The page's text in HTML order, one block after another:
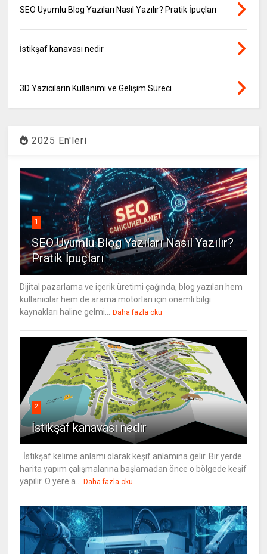
SEO Uyumlu Blog Yazıları Nasıl Yazılır? Pratik İpuçları
İstikşaf kanavası nedir
3D Yazıcıların Kullanımı ve Gelişim Süreci
2025 En'leri
1
SEO Uyumlu Blog Yazıları Nasıl Yazılır?
Pratik İpuçları
Dijital pazarlama ve içerik üretimi çağında, blog yazıları hem
kullanıcılar hem de arama motorları için önemli bilgi
kaynakları haline gelmi... Daha fazla oku
2
İstikşaf kanavası nedir
İstikşaf kelime anlamı olarak keşif anlamına gelir. Bir yerde
harita yapım çalışmalarına başlamadan önce o bölgede keşif
yapılır. O yere a... Daha fazla oku